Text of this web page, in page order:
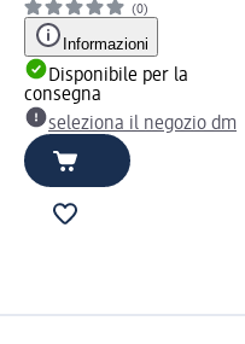
(0)
Informazioni
Disponibile per la
consegna
seleziona il negozio dm